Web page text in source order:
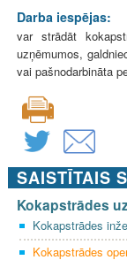
Darba iespējas:
var strādāt
uzņēmumos,
vai pašnodarbināta
SAISTĪTAIS
Kokapstrādes
Kokapstrādes
Kokapstrādes